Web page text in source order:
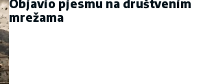
Objavio pjesmu na društvenim
mrežama